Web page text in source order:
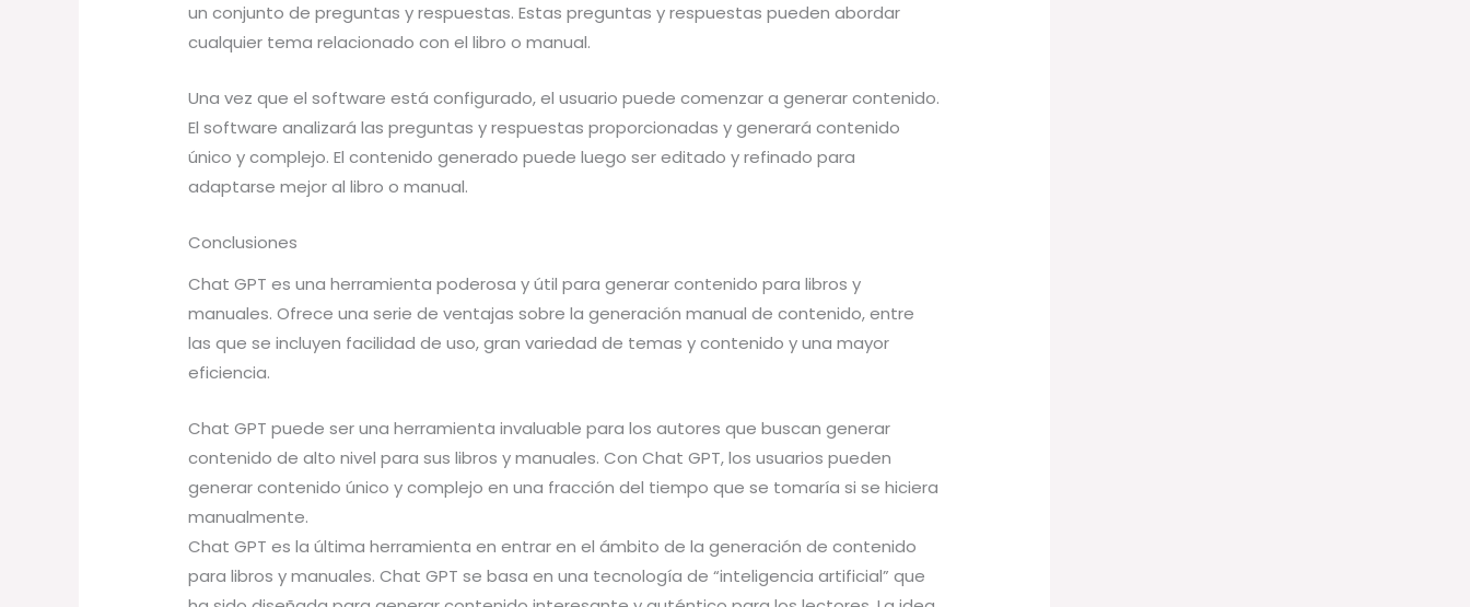
un conjunto de preguntas y respuestas. Estas preguntas y respuestas pueden abordar
cualquier tema relacionado con el libro o manual.
Una vez que el software está configurado, el usuario puede comenzar a generar contenido.
El software analizará las preguntas y respuestas proporcionadas y generará contenido
único y complejo. El contenido generado puede luego ser editado y refinado para
adaptarse mejor al libro o manual.
Conclusiones
Chat GPT es una herramienta poderosa y útil para generar contenido para libros y
manuales. Ofrece una serie de ventajas sobre la generación manual de contenido, entre
las que se incluyen facilidad de uso, gran variedad de temas y contenido y una mayor
eficiencia.
Chat GPT puede ser una herramienta invaluable para los autores que buscan generar
contenido de alto nivel para sus libros y manuales. Con Chat GPT, los usuarios pueden
generar contenido único y complejo en una fracción del tiempo que se tomaría si se hiciera
manualmente.
Chat GPT es la última herramienta en entrar en el ámbito de la generación de contenido
para libros y manuales. Chat GPT se basa en una tecnología de “inteligencia artificial” que